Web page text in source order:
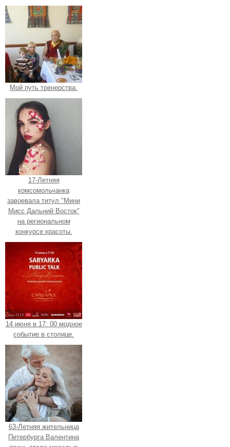
Мой путь тренерства.
17-Летняя
комсомольчанка
завоевала титул "Мини
Мисс Дальний Восток"
на региональном
конкурсе красоты.
14 июня в 17: 00 модное
событие в столице.
63-Летняя жительница
Петербурга Валентина